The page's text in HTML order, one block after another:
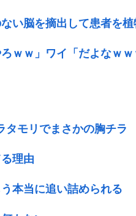
い脳を摘出して患者を
ｗｗ」ワイ「だよなｗ
タモリでまさかの胸チラ
理由
本当に追い詰められる